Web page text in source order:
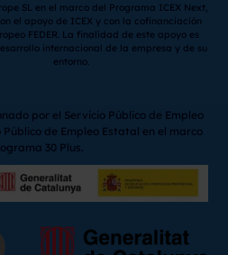
SL en el marco del Programa ICEX Next,
el apoyo de ICEX y con la cofinanciación
FEDER. La finalidad de este apoyo es
internacional de la empresa y de su
entorno.
por el Servicio Público de Empleo
de Empleo Estatal en el marco
30 Plus.